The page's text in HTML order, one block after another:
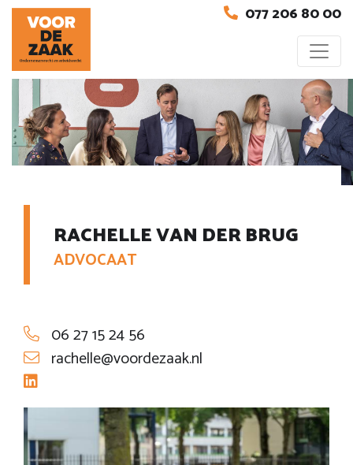
077 206 80 00
RACHELLE VAN DER BRUG
ADVOCAAT
06 27 15 24 56
rachelle@voordezaak.nl